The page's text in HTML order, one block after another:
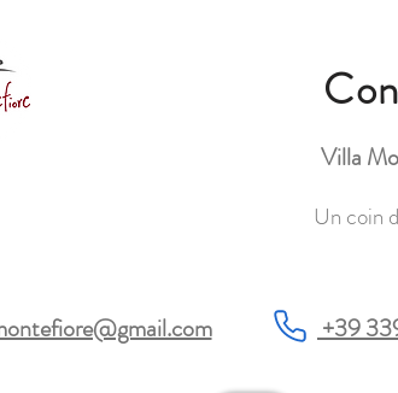
Villa
Un coin
+39